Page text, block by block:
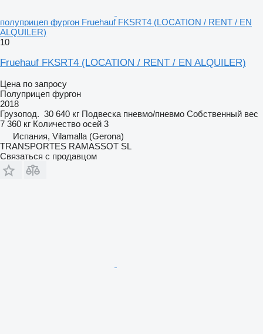
полуприцеп фургон Fruehauf FKSRT4 (LOCATION / RENT / EN
ALQUILER)
10
Fruehauf FKSRT4 (LOCATION / RENT / EN ALQUILER)
Цена по запросу
Полуприцеп фургон
2018
Грузопод. 30 640 кг Подвеска пневмо/пневмо Собственный вес
7 360 кг Количество осей 3
Испания, Vilamalla (Gerona)
TRANSPORTES RAMASSOT SL
Связаться с продавцом